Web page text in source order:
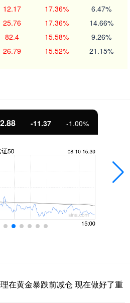
12.17 17.36% 6.47%
25.76 17.36% 14.66%
82.4 15.58% 9.26%
26.79 15.52% 21.15%
-11.37 -1.00%
在黄金暴跌前减仓 现在做好了重